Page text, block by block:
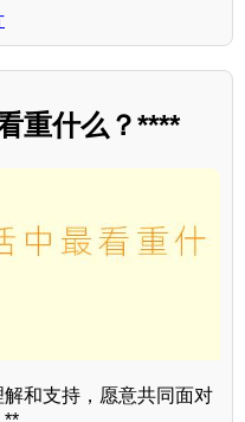
重什么？****
和支持，愿意共同面对